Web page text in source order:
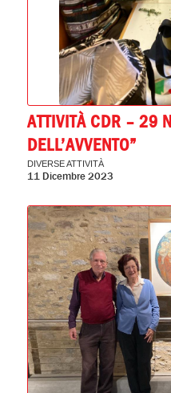
ATTIVITÀ CDR – 29
DELL’AVVENTO”
DIVERSE ATTIVITÀ
11 Dicembre 2023